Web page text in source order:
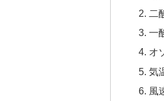
二
一
オ
気
風